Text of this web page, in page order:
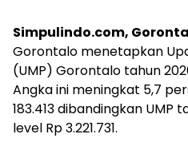
Simpulindo.com,
Gorontalo menetapkan
(UMP) Gorontalo tahun
Angka ini meningkat 5,7
183.413 dibandingkan UMP
level Rp 3.221.731.